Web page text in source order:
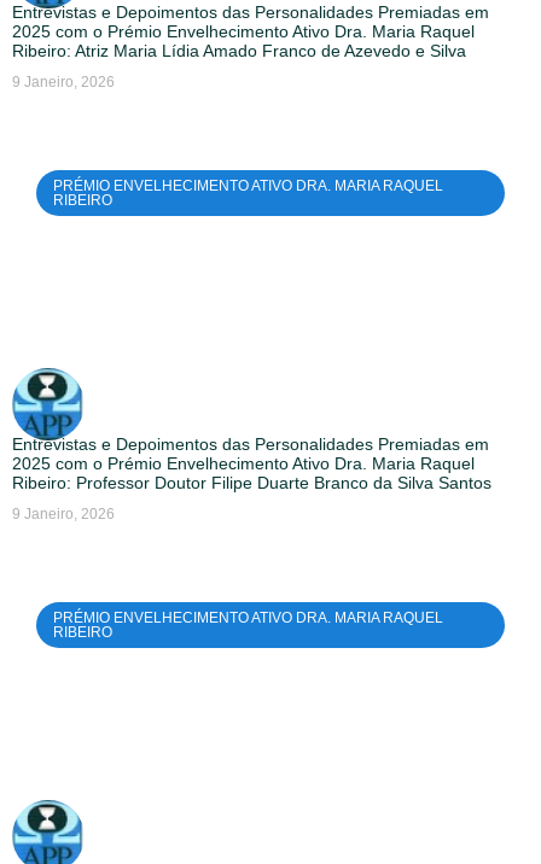
Entrevistas e Depoimentos das Personalidades Premiadas em
2025 com o Prémio Envelhecimento Ativo Dra. Maria Raquel
Ribeiro: Atriz Maria Lídia Amado Franco de Azevedo e Silva
9 Janeiro, 2026
PRÉMIO ENVELHECIMENTO ATIVO DRA. MARIA RAQUEL
RIBEIRO
Entrevistas e Depoimentos das Personalidades Premiadas em
2025 com o Prémio Envelhecimento Ativo Dra. Maria Raquel
Ribeiro: Professor Doutor Filipe Duarte Branco da Silva Santos
9 Janeiro, 2026
PRÉMIO ENVELHECIMENTO ATIVO DRA. MARIA RAQUEL
RIBEIRO